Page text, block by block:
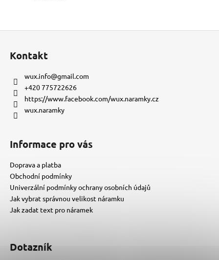
Kontakt
wux.info@gmail.com
+420 775722626
https://www.facebook.com/wux.naramky.cz
wux.naramky
Informace pro vás
Doprava a platba
Obchodní podmínky
Univerzální podmínky ochrany osobních údajů
Jak vybrat správnou velikost náramku
Jak zadat text pro náramek
Dotazník